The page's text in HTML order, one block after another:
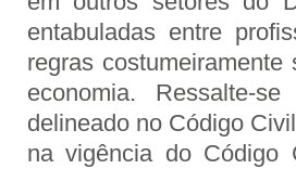
entabuladas entre
regras
economia. Ressalte-
delineado no Código
na vigência do Código